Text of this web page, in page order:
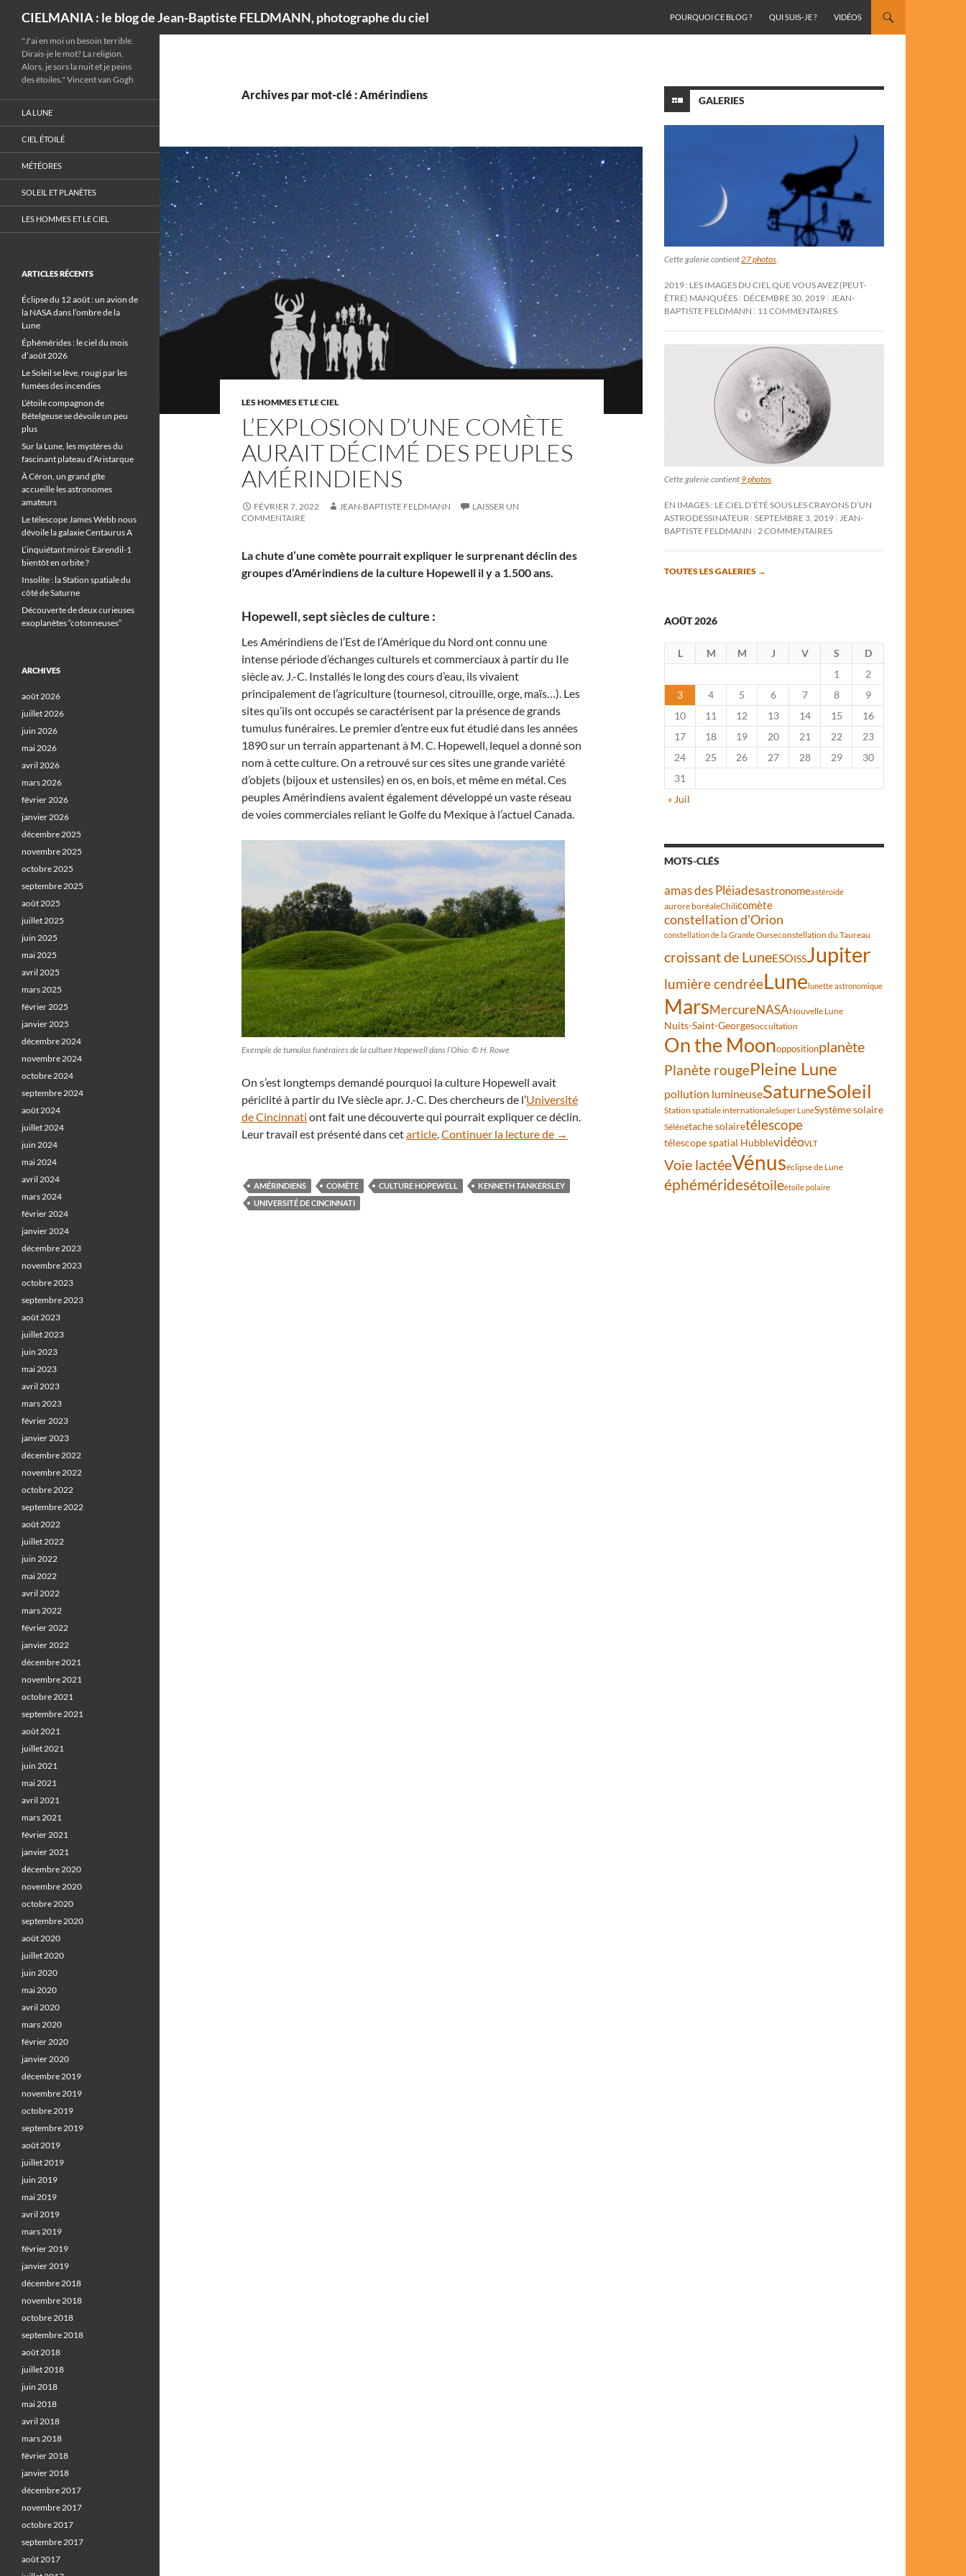
CIELMANIA : le blog de Jean-Baptiste FELDMANN, photographe du ciel
POURQUOI CE BLOG ?
QUI SUIS-JE ? VIDÉOS
Archives par mot-clé : Amérindiens
LES HOMMES ET LE CIEL
L’EXPLOSION D’UNE COMÈTE
AURAIT DÉCIMÉ DES PEUPLES
AMÉRINDIENS
FÉVRIER 7, 2022 JEAN-BAPTISTE FELDMANN
LAISSER UN
COMMENTAIRE
La chute d’une comète pourrait expliquer le surprenant déclin des
groupes d’Amérindiens de la culture Hopewell il y a 1.500 ans.
Hopewell, sept siècles de culture :
Les Amérindiens de l’Est de l’Amérique du Nord ont connu une
intense période d’échanges culturels et commerciaux à partir du IIe
siècle av. J.-C. Installés le long des cours d’eau, ils vivaient
principalement de l’agriculture (tournesol, citrouille, orge, maïs…). Les
sites qu’ils ont occupés se caractérisent par la présence de grands
tumulus funéraires. Le premier d’entre eux fut étudié dans les années
1890 sur un terrain appartenant à M. C. Hopewell, lequel a donné son
nom à cette culture. On a retrouvé sur ces sites une grande variété
d’objets (bijoux et ustensiles) en os, en bois, et même en métal. Ces
peuples Amérindiens avaient également développé un vaste réseau
de voies commerciales reliant le Golfe du Mexique à l’actuel Canada.
Exemple de tumulus funéraires de la culture Hopewell dans l’Ohio. © H. Rowe
On s’est longtemps demandé pourquoi la culture Hopewell avait
périclité à partir du IVe siècle apr. J.-C. Des chercheurs de l’Université
de Cincinnati ont fait une découverte qui pourrait expliquer ce déclin.
Leur travail est présenté dans cetarticle.Continuer la lecture de L’explosion d’une comète aurait décimé des peuples Amérindiens
→
AMÉRINDIENS COMÈTE CULTURE HOPEWELL
KENNETH TANKERSLEY
UNIVERSITÉ DE CINCINNATI
GALERIES
Cette galerie contient27 photos.
2019 : LES IMAGES DU CIEL QUE VOUS AVEZ (PEUT-
ÊTRE) MANQUÉES DÉCEMBRE 30, 2019 JEAN-
BAPTISTE FELDMANN
11 COMMENTAIRES
Cette galerie contient 9 photos
EN IMAGES : LE CIEL D’ÉTÉ SOUS LES CRAYONS D’UN
ASTRODESSINATEUR SEPTEMBRE 3, 2019
JEAN-
BAPTISTE FELDMANN
2 COMMENTAIRES
TOUTES LES GALERIES →
AOÛT 2026
L M M J V S
D
1
2
3
4 5 6 7 8
9
10
11 12 13 14 15
16
17
18 19 20 21 22
23
24
25 26 27 28 29
30
31
« Juil
MOTS-CLÉS
amas des Pléiadesastronomeastéroïde
aurore boréaleChilicomète
constellation d'Orion
constellation de la Grande Ourseconstellation du Taureau
croissant de LuneESOISSJupiter
lumière cendréeLunelunette astronomique
MarsMercureNASANouvelle Lune
Nuits-Saint-Georgesoccultation
On the Moonoppositionplanète
Planète rougePleine Lune
pollution lumineuseSaturneSoleil
Station spatiale internationaleSuper LuneSystème solaire
Sélénétache solairetélescope
télescope spatial HubblevidéoVLT
Voie lactéeVénuséclipse de Lune
éphéméridesétoileétoile polaire
"J'ai en moi un besoin terrible.
Dirais-je le mot? La religion.
Alors, je sors la nuit et je peins
des étoiles." Vincent van Gogh
LA LUNE
CIEL ÉTOILÉ
MÉTÉORES
SOLEIL ET PLANÈTES
LES HOMMES ET LE CIEL
ARTICLES RÉCENTS
Éclipse du 12 août : un avion de
la NASA dans l’ombre de la
Lune
Éphémérides : le ciel du mois
d’août 2026
Le Soleil se lève, rougi par les
fumées des incendies
L’étoile compagnon de
Bételgeuse se dévoile un peu
plus
Sur la Lune, les mystères du
fascinant plateau d’Aristarque
À Céron, un grand gîte
accueille les astronomes
amateurs
Le télescope James Webb nous
dévoile la galaxie Centaurus A
L’inquiétant miroir Eärendil-1
bientôt en orbite ?
Insolite : la Station spatiale du
côté de Saturne
Découverte de deux curieuses
exoplanètes “cotonneuses”
ARCHIVES
août 2026
juillet 2026
juin 2026
mai 2026
avril 2026
mars 2026
février 2026
janvier 2026
décembre 2025
novembre 2025
octobre 2025
septembre 2025
août 2025
juillet 2025
juin 2025
mai 2025
avril 2025
mars 2025
février 2025
janvier 2025
décembre 2024
novembre 2024
octobre 2024
septembre 2024
août 2024
juillet 2024
juin 2024
mai 2024
avril 2024
mars 2024
février 2024
janvier 2024
décembre 2023
novembre 2023
octobre 2023
septembre 2023
août 2023
juillet 2023
juin 2023
mai 2023
avril 2023
mars 2023
février 2023
janvier 2023
décembre 2022
novembre 2022
octobre 2022
septembre 2022
août 2022
juillet 2022
juin 2022
mai 2022
avril 2022
mars 2022
février 2022
janvier 2022
décembre 2021
novembre 2021
octobre 2021
septembre 2021
août 2021
juillet 2021
juin 2021
mai 2021
avril 2021
mars 2021
février 2021
janvier 2021
décembre 2020
novembre 2020
octobre 2020
septembre 2020
août 2020
juillet 2020
juin 2020
mai 2020
avril 2020
mars 2020
février 2020
janvier 2020
décembre 2019
novembre 2019
octobre 2019
septembre 2019
août 2019
juillet 2019
juin 2019
mai 2019
avril 2019
mars 2019
février 2019
janvier 2019
décembre 2018
novembre 2018
octobre 2018
septembre 2018
août 2018
juillet 2018
juin 2018
mai 2018
avril 2018
mars 2018
février 2018
janvier 2018
décembre 2017
novembre 2017
octobre 2017
septembre 2017
août 2017